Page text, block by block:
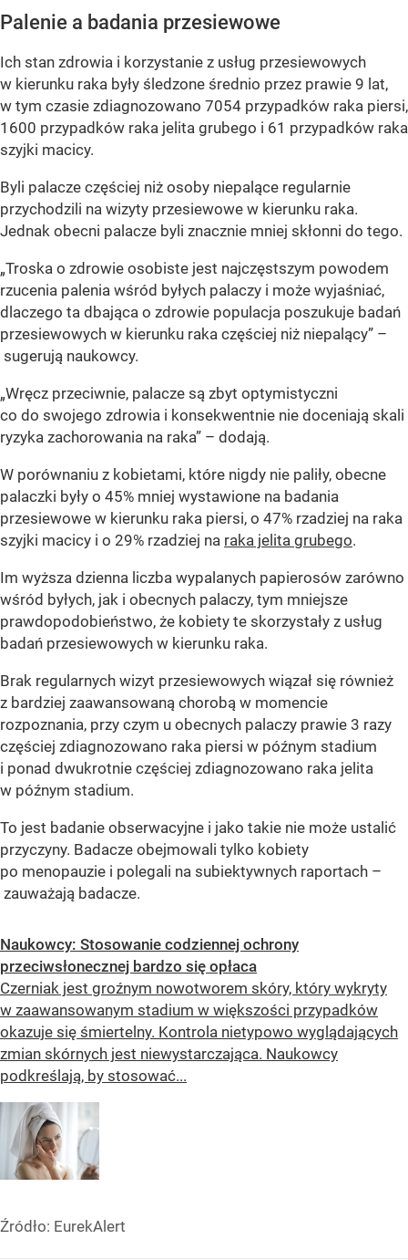
Palenie a badania przesiewowe
Ich stan zdrowia i korzystanie z usług przesiewowych
w kierunku raka były śledzone średnio przez prawie 9 lat,
w tym czasie zdiagnozowano 7054 przypadków raka piersi,
1600 przypadków raka jelita grubego i 61 przypadków raka
szyjki macicy.
Byli palacze częściej niż osoby niepalące regularnie
przychodzili na wizyty przesiewowe w kierunku raka.
Jednak obecni palacze byli znacznie mniej skłonni do tego.
„Troska o zdrowie osobiste jest najczęstszym powodem
rzucenia palenia wśród byłych palaczy i może wyjaśniać,
dlaczego ta dbająca o zdrowie populacja poszukuje badań
przesiewowych w kierunku raka częściej niż niepalący” –
sugerują naukowcy.
„Wręcz przeciwnie, palacze są zbyt optymistyczni
co do swojego zdrowia i konsekwentnie nie doceniają skali
ryzyka zachorowania na raka” – dodają.
W porównaniu z kobietami, które nigdy nie paliły, obecne
palaczki były o 45% mniej wystawione na badania
przesiewowe w kierunku raka piersi, o 47% rzadziej na raka
szyjki macicy i o 29% rzadziej na raka jelita grubego.
Im wyższa dzienna liczba wypalanych papierosów zarówno
wśród byłych, jak i obecnych palaczy, tym mniejsze
prawdopodobieństwo, że kobiety te skorzystały z usług
badań przesiewowych w kierunku raka.
Brak regularnych wizyt przesiewowych wiązał się również
z bardziej zaawansowaną chorobą w momencie
rozpoznania, przy czym u obecnych palaczy prawie 3 razy
częściej zdiagnozowano raka piersi w późnym stadium
i ponad dwukrotnie częściej zdiagnozowano raka jelita
w późnym stadium.
To jest badanie obserwacyjne i jako takie nie może ustalić
przyczyny. Badacze obejmowali tylko kobiety
po menopauzie i polegali na subiektywnych raportach –
zauważają badacze.
Naukowcy: Stosowanie codziennej ochrony
przeciwsłonecznej bardzo się opłaca
Czerniak jest groźnym nowotworem skóry, który wykryty
w zaawansowanym stadium w większości przypadków
okazuje się śmiertelny. Kontrola nietypowo wyglądających
zmian skórnych jest niewystarczająca. Naukowcy
podkreślają, by stosować...
Źródło: EurekAlert